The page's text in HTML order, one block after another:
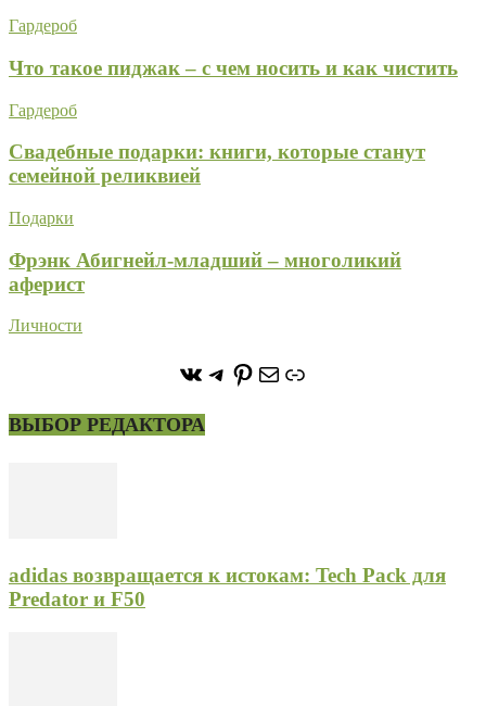
Гардероб
Что такое пиджак – с чем носить и как чистить
Гардероб
Свадебные подарки: книги, которые станут
семейной реликвией
Подарки
Фрэнк Абигнейл-младший – многоликий
аферист
Личности
https://vk.com/
https://t.me/stoneforest
https://
ПочтаСсылка
ВЫБОР РЕДАКТОРА
adidas возвращается к истокам: Tech Pack для
Predator и F50